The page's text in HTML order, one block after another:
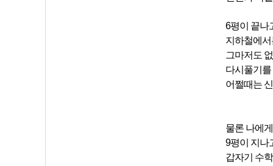
6평이 끝나
지하철에
그마저도
다시풀기
어쩔때는
물론 나에
9평이 지나
갑자기 수